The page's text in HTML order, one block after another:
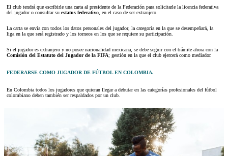
El club tendrá que escribirle una carta al presidente de la Federación para solicitarle la licencia federativa
del jugador o consultar su estatus federativo , en el caso de ser extranjero.
La carta se envía con todos los datos personales del jugador, la categoría en la que se desempeñará, la
liga en la que será registrado y los torneos en los que se requiere su participación.
Si el jugador es extranjero y no posee nacionalidad mexicana, se debe seguir con el trámite ahora con la
Comisión del Estatuto del Jugador de la FIFA; gestión en la que el club ejercerá como mediador.
FEDERARSE COMO JUGADOR DE FÚTBOL EN COLOMBIA.
En Colombia todos los jugadores que quieran llegar a debutar en las categorías profesionales del fútbol
colombiano deben también ser respaldados por un club.